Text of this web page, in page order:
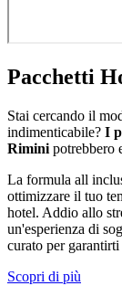
Pacchetti
Stai cercando il
indimenticabile? I
Rimini potrebbero
La formula all
ottimizzare il tuo
hotel. Addio allo
un'esperienza di
curato per
Scopri di più